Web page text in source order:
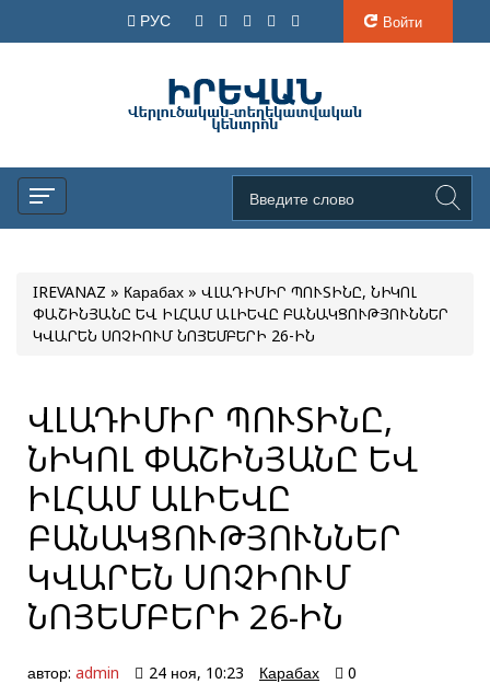
РУС Войти
IREVANAZ » Карабах » ՎԼԱԴԻՄԻՐ ՊՈՒՏԻՆԸ, ՆԻԿՈԼ
ՓԱՇԻՆՅԱՆԸ ԵՎ ԻԼՀԱՄ ԱԼԻԵՎԸ ԲԱՆԱԿՑՈՒԹՅՈՒՆՆԵՐ
ԿՎԱՐԵՆ ՍՈՉԻՈՒՄ ՆՈՅԵՄԲԵՐԻ 26-ԻՆ
ՎԼԱԴԻՄԻՐ ՊՈՒՏԻՆԸ,
ՆԻԿՈԼ ՓԱՇԻՆՅԱՆԸ ԵՎ
ԻԼՀԱՄ ԱԼԻԵՎԸ
ԲԱՆԱԿՑՈՒԹՅՈՒՆՆԵՐ
ԿՎԱՐԵՆ ՍՈՉԻՈՒՄ
ՆՈՅԵՄԲԵՐԻ 26-ԻՆ
автор: admin 24 ноя, 10:23 Карабах
0